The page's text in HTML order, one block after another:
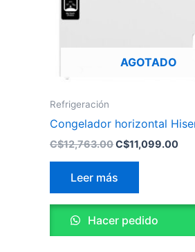
AGOTADO
Refrigeración
Congelador horizontal
C$12,763.00C$11,099.00
Leer más
Hacer pedido